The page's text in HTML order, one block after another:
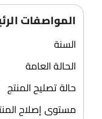
المواصفات
السنة
الحالة العامة
حالة تصليح المنتج
مستوى إصلاح